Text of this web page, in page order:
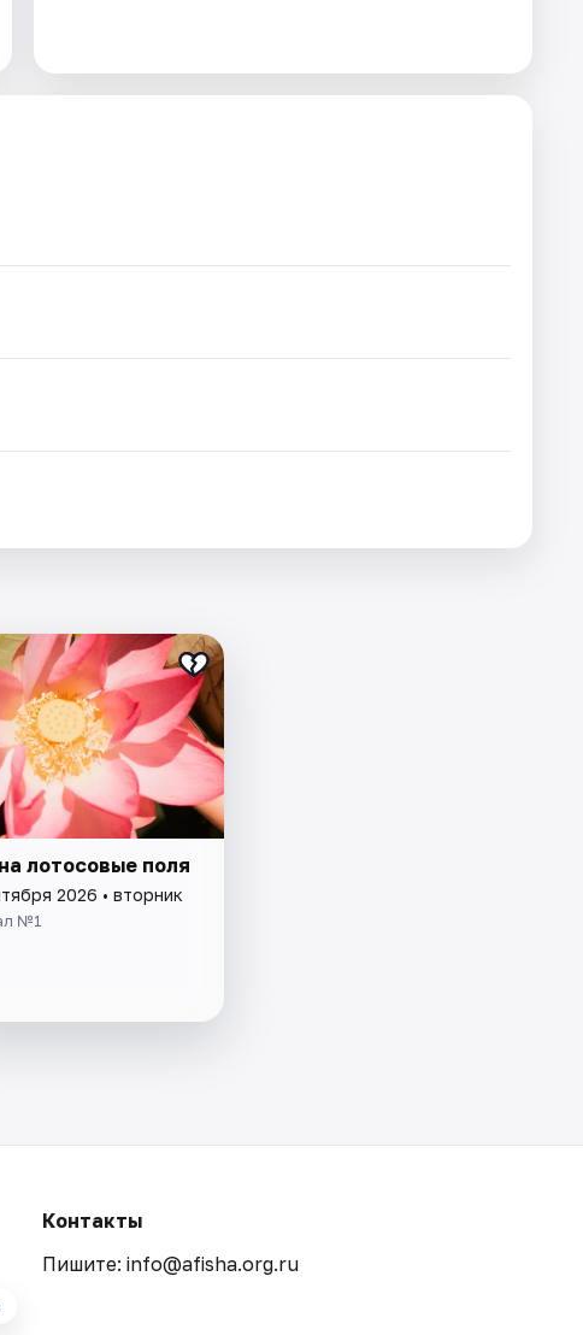
лотосовые поля
2026 • вторник
№1
Контакты
Пишите: info@afisha.org.ru